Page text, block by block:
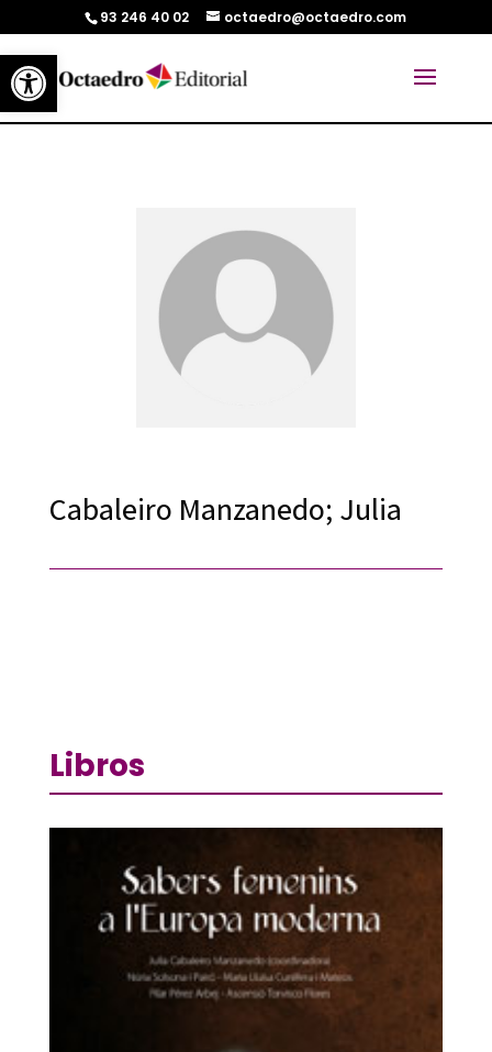
Abrir barra de herramientas
93 246 40 02 octaedro@octaedro.com
Cabaleiro Manzanedo; Julia
Libros